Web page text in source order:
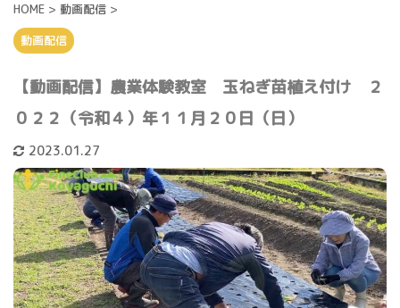
HOME > 動画配信 >
動画配信
【動画配信】農業体験教室 玉ねぎ苗植え付け ２
０２２（令和４）年１１月２０日（日）
2023.01.27